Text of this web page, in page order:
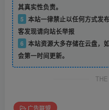
其真实性负责。
5 本站一律禁止以任何方式发
客发现请向站长举报
6 本站资源大多存储在云盘，
会第一时间更新。
THE
广告联盟